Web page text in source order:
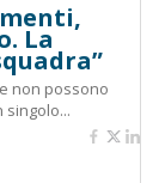
La
non possono